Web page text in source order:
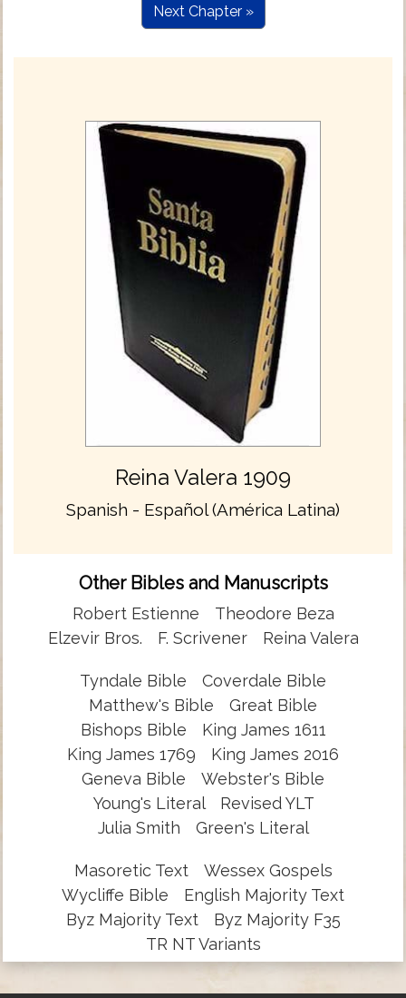
Next Chapter »
Reina Valera 1909
Spanish - Español (América Latina)
Other Bibles and Manuscripts
Robert Estienne
Theodore Beza
Elzevir Bros.
F. Scrivener Reina Valera
Tyndale Bible
Coverdale Bible
Matthew's Bible
Great Bible
Bishops Bible
King James 1611
King James 1769
King James 2016
Geneva Bible
Webster's Bible
Young's Literal
Revised YLT
Julia Smith
Green's Literal
Masoretic Text
Wessex Gospels
Wycliffe Bible
English Majority Text
Byz Majority Text
Byz Majority F35
TR NT Variants